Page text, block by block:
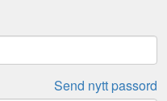
Send nytt passord